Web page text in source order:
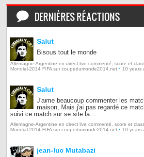
DERNIÈRES RÉACTIONS
Salut
Bisous tout le monde
Allemagne-Argentine en direct live commenté, score et
Mondial-2014 FIFA sur coupedumonde2014.net · 10 years
Salut
J'aime beaucoup commenter les
maison, Mais j'ai pas regardé ce
suivi ce match sur se site la...
Allemagne-Argentine en direct live commenté, score et
Mondial-2014 FIFA sur coupedumonde2014.net · 10 years
jean-luc Mutabazi